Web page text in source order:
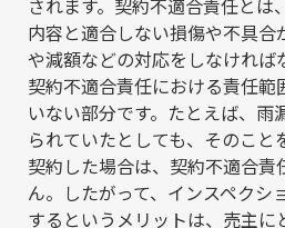
されます。契約不適合責任とは
内容と適合しない損傷や不具合
や減額などの対応をしなければ
契約不適合責任における責任範
いない部分です。たとえば、雨
られていたとしても、そのこと
契約した場合は、契約不適合責
ん。したがって、インスペクシ
するというメリットは、売主に